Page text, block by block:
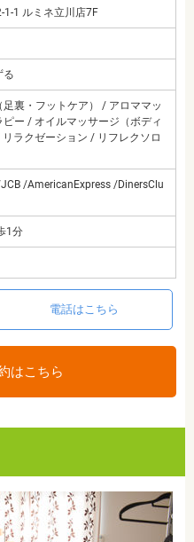
1-1 ルミネ立川店7F
る
裏・フットケア） / アロママッ
ー / オイルマッサージ（ボディ
リラクゼーション / リフレクソロ
/AmericanExpress /DinersClu
1分
電話はこちら
はこちら